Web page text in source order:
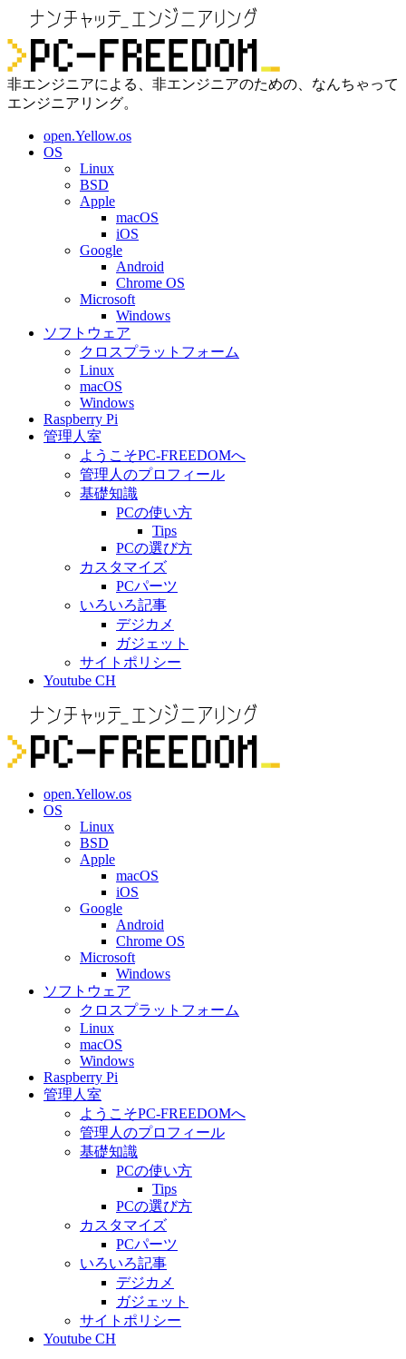
非エンジニアによる、非エンジニアのための、なんちゃって
エンジニアリング。
open.Yellow.os
OS
Linux
BSD
Apple
macOS
iOS
Google
Android
Chrome OS
Microsoft
Windows
ソフトウェア
クロスプラットフォーム
Linux
macOS
Windows
Raspberry Pi
管理人室
ようこそPC-FREEDOMへ
管理人のプロフィール
基礎知識
PCの使い方
Tips
PCの選び方
カスタマイズ
PCパーツ
いろいろ記事
デジカメ
ガジェット
サイトポリシー
Youtube CH
open.Yellow.os
OS
Linux
BSD
Apple
macOS
iOS
Google
Android
Chrome OS
Microsoft
Windows
ソフトウェア
クロスプラットフォーム
Linux
macOS
Windows
Raspberry Pi
管理人室
ようこそPC-FREEDOMへ
管理人のプロフィール
基礎知識
PCの使い方
Tips
PCの選び方
カスタマイズ
PCパーツ
いろいろ記事
デジカメ
ガジェット
サイトポリシー
Youtube CH